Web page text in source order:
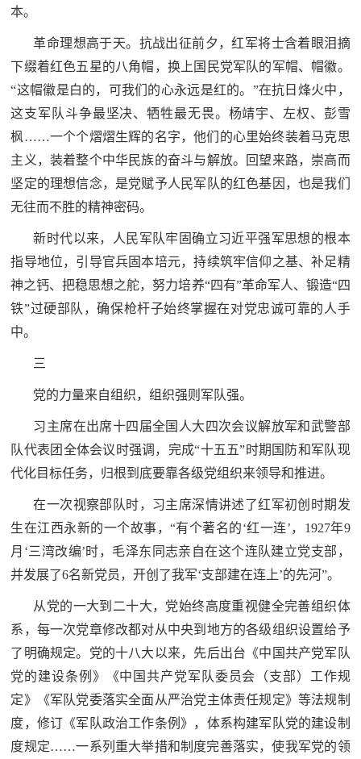
本。
革命理想高于天。抗战出征前夕，红军将士含着眼泪摘
下缀着红色五星的八角帽，换上国民党军队的军帽、帽徽。
“这帽徽是白的，可我们的心永远是红的。”在抗日烽火中，
这支军队斗争最坚决、牺牲最无畏。杨靖宇、左权、彭雪
枫……一个个熠熠生辉的名字，他们的心里始终装着马克思
主义，装着整个中华民族的奋斗与解放。回望来路，崇高而
坚定的理想信念，是党赋予人民军队的红色基因，也是我们
无往而不胜的精神密码。
新时代以来，人民军队牢固确立习近平强军思想的根本
指导地位，引导官兵固本培元，持续筑牢信仰之基、补足精
神之钙、把稳思想之舵，努力培养“四有”革命军人、锻造“四
铁”过硬部队，确保枪杆子始终掌握在对党忠诚可靠的人手
中。
三
党的力量来自组织，组织强则军队强。
习主席在出席十四届全国人大四次会议解放军和武警部
队代表团全体会议时强调，完成“十五五”时期国防和军队现
代化目标任务，归根到底要靠各级党组织来领导和推进。
在一次视察部队时，习主席深情讲述了红军初创时期发
生在江西永新的一个故事，“有个著名的‘红一连’，1927年9
月‘三湾改编’时，毛泽东同志亲自在这个连队建立党支部，
并发展了6名新党员，开创了我军‘支部建在连上’的先河”。
从党的一大到二十大，党始终高度重视健全完善组织体
系，每一次党章修改都对从中央到地方的各级组织设置给予
了明确规定。党的十八大以来，先后出台《中国共产党军队
党的建设条例》《中国共产党军队委员会（支部）工作规
定》《军队党委落实全面从严治党主体责任规定》等法规制
度，修订《军队政治工作条例》，体系构建军队党的建设制
度规定……一系列重大举措和制度完善落实，使我军党的领